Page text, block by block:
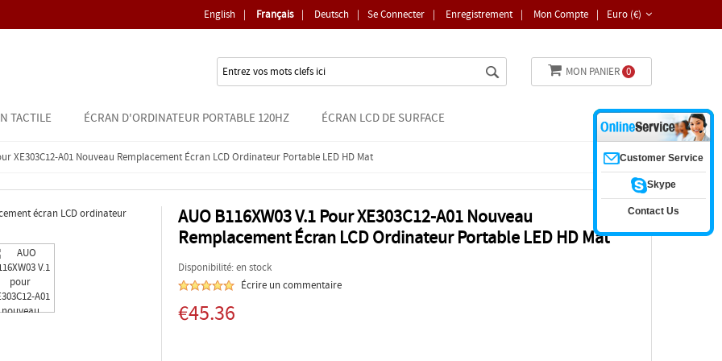
Euro (€)
Se Connecter | Enregistrement | Mon Compte |
English | Français | Deutsch |
MON PANIER 0
TACTILE ÉCRAN D'ORDINATEUR PORTABLE 120HZ ÉCRAN LCD DE SURFACE
XE303C12-A01 Nouveau Remplacement Écran LCD Ordinateur Portable LED HD Mat
AUO B116XW03 V.1 Pour XE303C12-A01 Nouveau
Remplacement Écran LCD Ordinateur Portable LED HD Mat
Disponibilité: en stock
Écrire un commentaire
€45.36
Customer Service
Skype
Contact Us